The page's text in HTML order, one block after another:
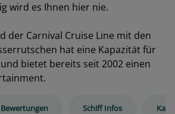
wird es Ihnen hier nie.
der Carnival Cruise Line mit den
hat eine Kapazität für
bietet bereits seit 2002 einen
Bewertungen Schiff Infos